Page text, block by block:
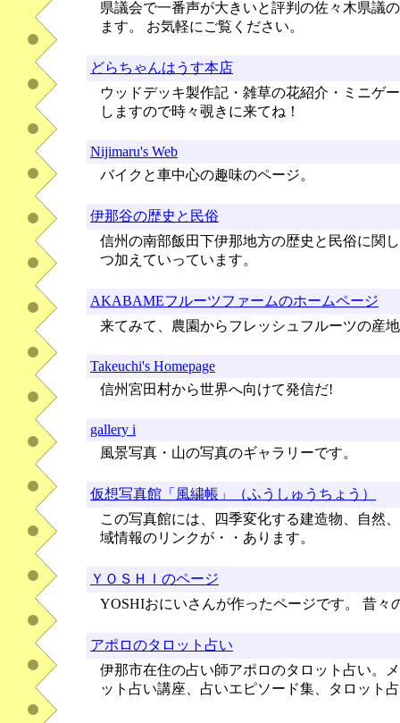
県議会で一番声が大きいと評判の佐々木県議
ます。 お気軽にご覧ください。
どらちゃんはうす本店
ウッドデッキ製作記・雑草の花紹介・ミニゲ
しますので時々覗きに来てね！
Nijimaru's Web
バイクと車中心の趣味のページ。
伊那谷の歴史と民俗
信州の南部飯田下伊那地方の歴史と民俗に関
つ加えていっています。
AKABAMEフルーツファームのホームページ
来てみて、農園からフレッシュフルーツの産
Takeuchi's Homepage
信州宮田村から世界へ向けて発信だ!
gallery i
風景写真・山の写真のギャラリーです。
仮想写真館「風繍帳」（ふうしゅうちょう）
この写真館には、四季変化する建造物、自然
域情報のリンクが・・あります。
ＹＯＳＨＩのページ
YOSHIおにいさんが作ったページです。 昔
アポロのタロット占い
伊那市在住の占い師アポロのタロット占い。
ット占い講座、占いエピソード集、タロット